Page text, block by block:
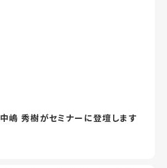
嶋 秀樹がセミナーに登壇します